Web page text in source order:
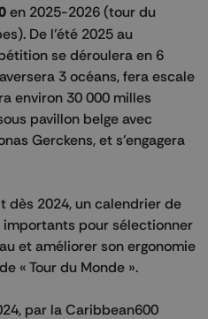
en 2025-2026 (tour du
De l’été 2025 au
se déroulera en 6
3 océans, fera escale
environ 30 000 milles
pavillon belge avec
Gerckens, et s’engagera
dès 2024, un calendrier de
pour sélectionner
et améliorer son ergonomie
« Tour du Monde ».
par la Caribbean600